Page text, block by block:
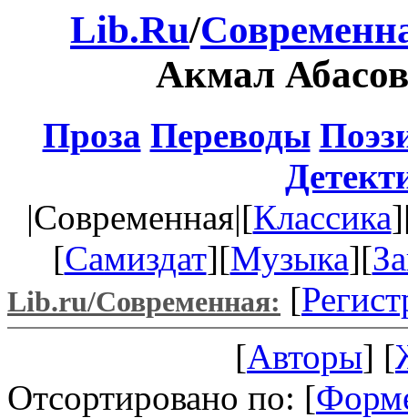
Lib.Ru/
Акмал
Проза Переводы
|Современная|[Классика
[Самиздат][Музыка][
Lib.ru/Современная: [
[Авторы] [
Отсортировано по: [